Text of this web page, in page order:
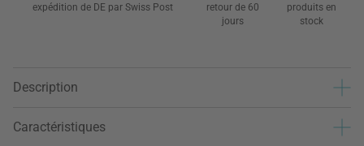
expédition de DE par Swiss Post
retour de 60
jours
produits en
stock
Description
Caractéristiques